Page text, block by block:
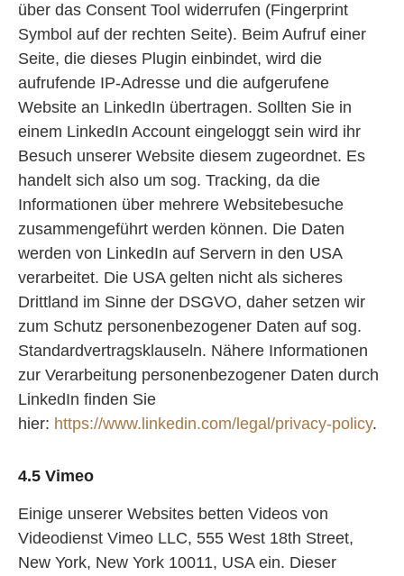
über das Consent Tool widerrufen (Fingerprint
Symbol auf der rechten Seite). Beim Aufruf einer
Seite, die dieses Plugin einbindet, wird die
aufrufende IP-Adresse und die aufgerufene
Website an LinkedIn übertragen. Sollten Sie in
einem LinkedIn Account eingeloggt sein wird ihr
Besuch unserer Website diesem zugeordnet. Es
handelt sich also um sog. Tracking, da die
Informationen über mehrere Websitebesuche
zusammengeführt werden können. Die Daten
werden von LinkedIn auf Servern in den USA
verarbeitet. Die USA gelten nicht als sicheres
Drittland im Sinne der DSGVO, daher setzen wir
zum Schutz personenbezogener Daten auf sog.
Standardvertragsklauseln. Nähere Informationen
zur Verarbeitung personenbezogener Daten durch
LinkedIn finden Sie
hier: https://www.linkedin.com/legal/privacy-policy.
4.5 Vimeo
Einige unserer Websites betten Videos von
Videodienst Vimeo LLC, 555 West 18th Street,
New York, New York 10011, USA ein. Dieser